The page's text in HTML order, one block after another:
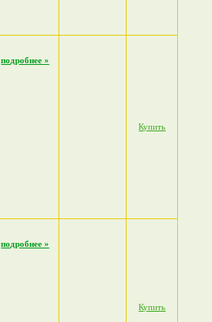
подробнее »
Купить
подробнее »
Купить